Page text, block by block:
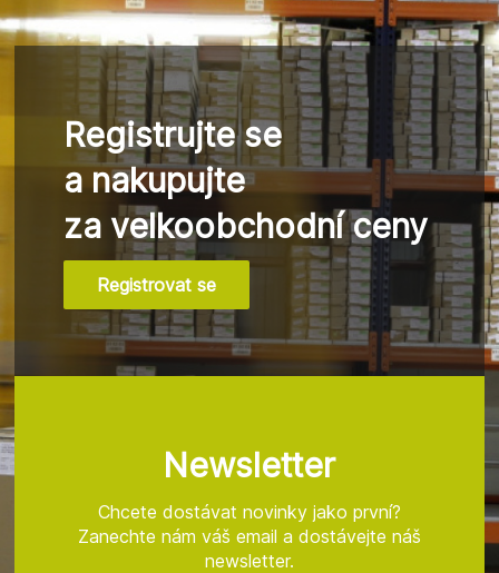
á
p
a
t
í
Registrujte se
a nakupujte
za velkoobchodní ceny
Registrovat se
Newsletter
Chcete dostávat novinky jako první?
Zanechte nám váš email a dostávejte náš
newsletter.